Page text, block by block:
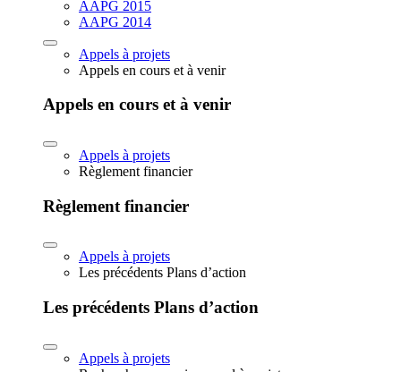
AAPG 2015
AAPG 2014
Appels à projets
Appels en cours et à venir
Appels en cours et à venir
Appels à projets
Règlement financier
Règlement financier
Appels à projets
Les précédents Plans d’action
Les précédents Plans d’action
Appels à projets